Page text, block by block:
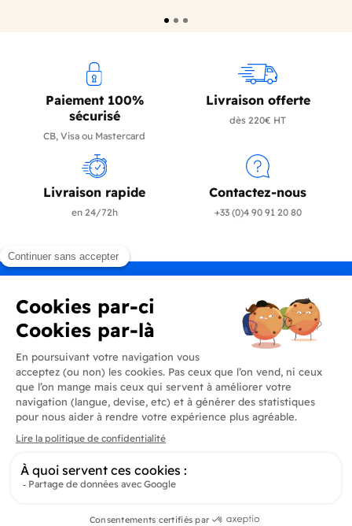
Paiement 100%
sécurisé
CB, Visa ou Mastercard
Livraison offerte
dès 220€ HT
Livraison rapide
en 24/72h
Contactez-nous
+33 (0)4 90 91 20 80
Produits
En savoir plus